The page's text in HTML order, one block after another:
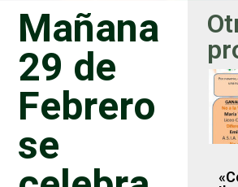
Mañana
29 de
Febrero
se